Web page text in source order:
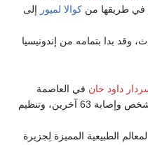
كوالا لمپور إلى
وقد بدا بتمامه من إندونيسيا
داود خان في العاصمة
الطبيعية المميزة لِجزيرة